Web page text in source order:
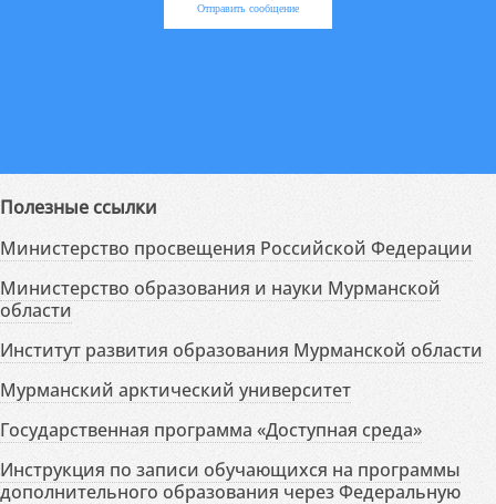
Отправить сообщение
Полезные ссылки
Министерство просвещения Российской Федерации
Министерство образования и науки Мурманской
области
Институт развития образования Мурманской области
Мурманский арктический университет
Государственная программа «Доступная среда»
Инструкция по записи обучающихся на программы
дополнительного образования через Федеральную